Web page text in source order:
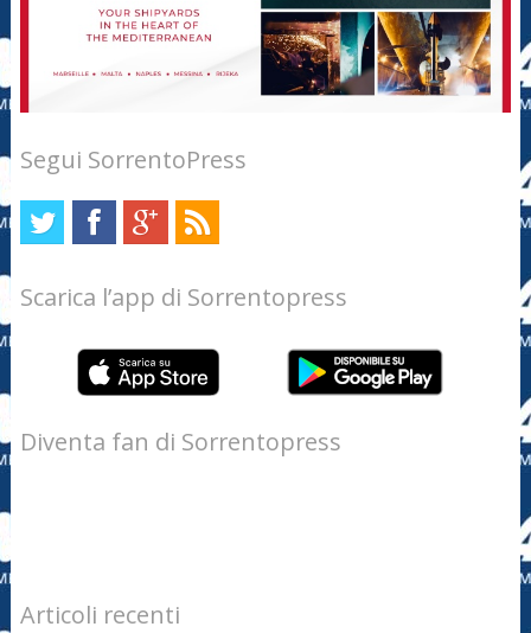
Segui SorrentoPress
Scarica l’app di Sorrentopress
Diventa fan di Sorrentopress
Articoli recenti